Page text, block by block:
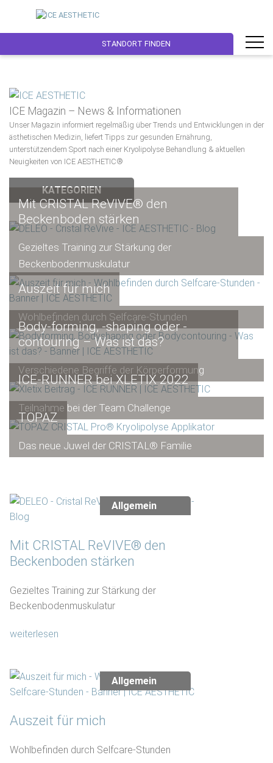
STANDORT FINDEN
ICE Magazin – News & Informationen
Unser Magazin informiert regelmäßig über Trends und Entwicklungen in der
ästhetischen Medizin, liefert Tipps zur gesunden Ernährung,
unterstützendem Sport nach einer Kryolipolyse Behandlung & aktuellen
Neuigkeiten von ICE AESTHETIC®
KATEGORIEN
Mit CRISTAL ReVIVE® den
Beckenboden stärken
Gezieltes Training zur Stärkung der
Beckenbodenmuskulatur
Auszeit für mich
Wohlbefinden durch Selfcare-Stunden
Body-forming, -shaping oder -
contouring – Was ist das?
Verschiedene Begriffe der Körperformung
ICE-RUNNER bei XLETIX 2022
Teilnahme bei der Team Challenge
TOPAZ
Das neue Juwel der CRISTAL® Familie
Allgemein
Mit CRISTAL ReVIVE® den
Beckenboden stärken
Gezieltes Training zur Stärkung der
Beckenbodenmuskulatur
weiterlesen
Allgemein
Auszeit für mich
Wohlbefinden durch Selfcare-Stunden